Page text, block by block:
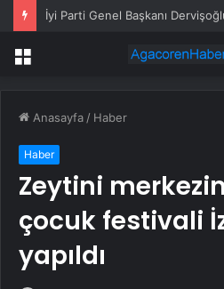
Menü
Anasayfa / Haber
Haber
Zeytini
çocuk festivali
yapıldı